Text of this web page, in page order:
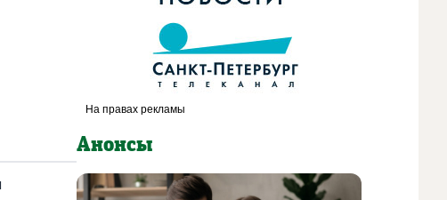
Анонсы